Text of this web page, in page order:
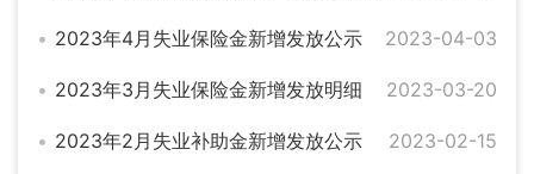
2023年4月失业保险金新增发放公示 2023-04-03
2023年3月失业保险金新增发放明细 2023-03-20
2023年2月失业补助金新增发放公示 2023-02-15